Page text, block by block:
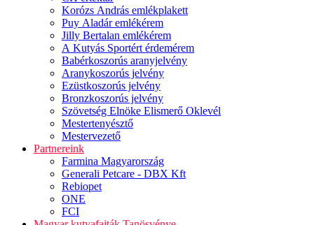
Korózs András emlékplakett
Puy Aladár emlékérem
Jilly Bertalan emlékérem
A Kutyás Sportért érdemérem
Babérkoszorús aranyjelvény
Aranykoszorús jelvény
Ezüstkoszorús jelvény
Bronzkoszorús jelvény
Szövetség Elnöke Elismerő Oklevél
Mestertenyésztő
Mestervezető
Partnereink
Farmina Magyarország
Generali Petcare - DBX Kft
Rebiopet
ONE
FCI